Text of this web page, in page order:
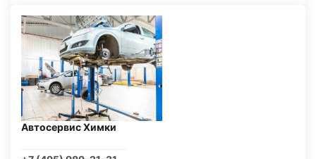
Автосервис Химки